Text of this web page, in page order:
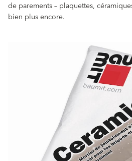
de parements – plaquettes,
bien plus encore.